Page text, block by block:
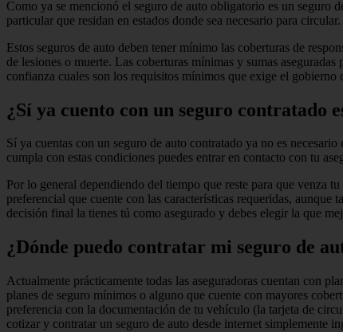
Como ya se mencionó el seguro de auto obligatorio es un seguro
particular que residan en estados donde sea necesario para circular.
Estos seguros de auto deben tener mínimo las coberturas de
de lesiones o muerte. Las coberturas mínimas y sumas
confianza cuales son los requisitos mínimos que exige el gobierno
¿Sí ya cuento con un seguro contratado
Sí ya cuentas con un seguro de auto contratado ya no es
cumpla con estas condiciones puedes entrar en contacto con tu
Por lo general dependiendo del tiempo que reste para que venza
preferencial que cuente con las características requeridas, aunque
decisión final la tienes tú como asegurado y debes elegir la que
¿Dónde puedo contratar mi seguro de
Actualmente prácticamente todas las aseguradoras cuentan con
planes de seguro mínimos o alguno que cuente con mayores
preferencia con la documentación de tu vehículo (la tarjeta de
cotizar y contratar un seguro de auto desde internet simplemente